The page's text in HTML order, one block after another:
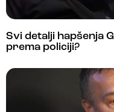
Svi detalji hapšenja
prema policiji?